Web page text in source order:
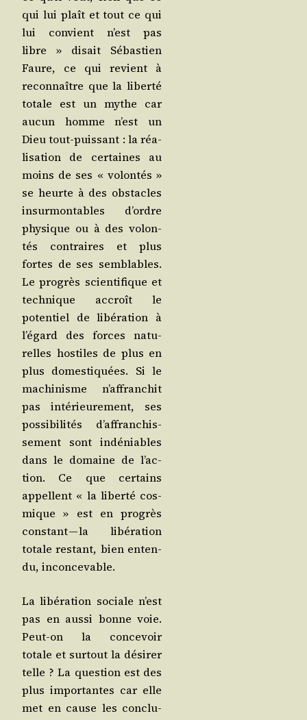
qui lui plaît et tout ce qui
lui convient n’est pas
libre » disait Sébas­tien
Faure, ce qui revient à
recon­naître que la liber­té
totale est un mythe car
aucun homme n’est un
Dieu tout-puis­sant : la réa­
li­sa­tion de cer­taines au
moins de ses « volon­tés »
se heurte à des obs­tacles
insur­mon­tables d’ordre
phy­sique ou à des volon­
tés contraires et plus
fortes de ses sem­blables.
Le pro­grès scien­ti­fique et
tech­nique accroît le
poten­tiel de libé­ra­tion à
l’é­gard des forces natu­
relles hos­tiles de plus en
plus domes­ti­quées. Si le
machi­nisme n’af­fran­chit
pas inté­rieu­re­ment, ses
pos­si­bi­li­tés d’af­fran­chis­
se­ment sont indé­niables
dans le domaine de l’ac­
tion. Ce que cer­tains
appellent « la liber­té cos­
mique » est en pro­grès
constant — la libé­ra­tion
totale res­tant, bien enten­
du, inconcevable.
La libé­ra­tion sociale n’est
pas en aus­si bonne voie.
Peut-on la conce­voir
totale et sur­tout la dési­rer
telle ? La ques­tion est des
plus impor­tantes car elle
met en cause les conclu­